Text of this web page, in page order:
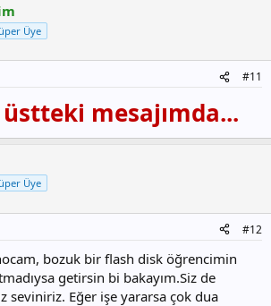
Üye
#11
mesajımda...
Üye
#12
bozuk bir flash disk öğrencimin
getirsin bi bakayım.Siz de
seviniriz. Eğer işe yararsa çok dua